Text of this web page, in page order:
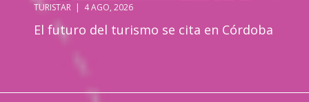
TURISTAR | 4 AGO, 2026
El futuro del turismo se cita en Córdoba